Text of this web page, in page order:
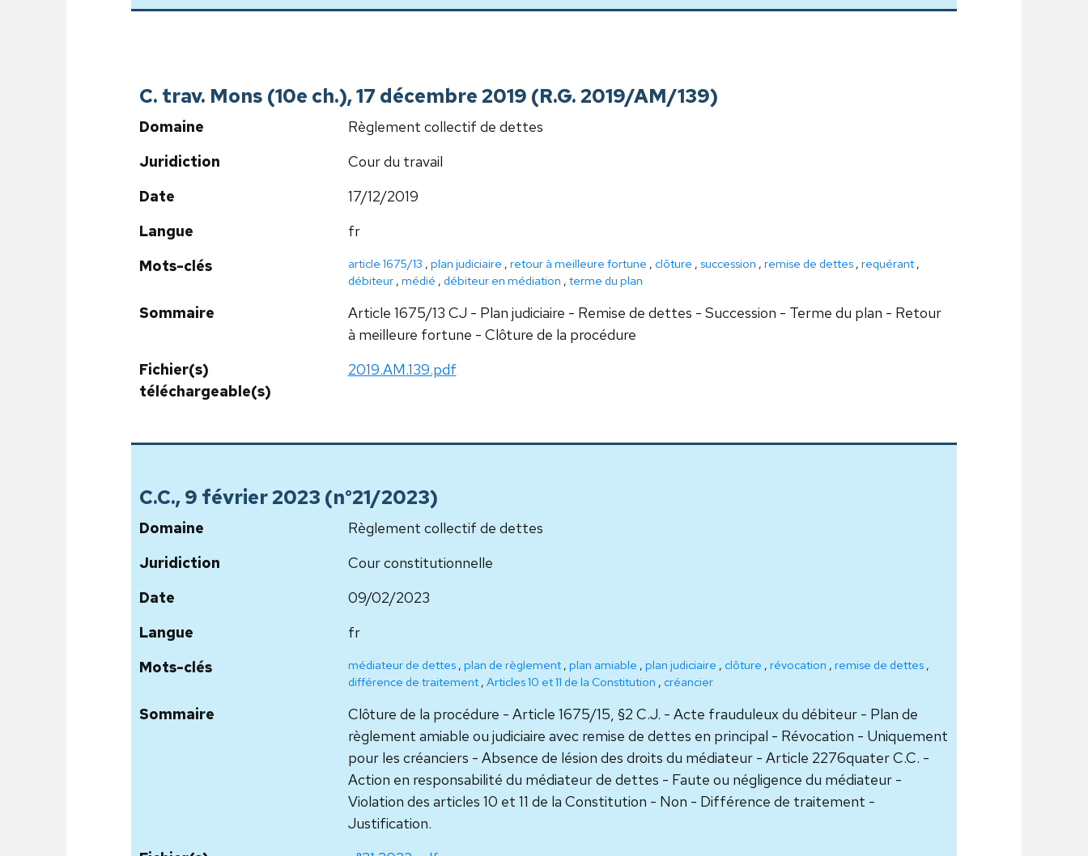
C. trav. Mons (10e ch.), 17 décembre 2019 (R.G. 2019/AM/139)
Domaine
Règlement collectif de dettes
Juridiction
Cour du travail
Date
17/12/2019
Langue
fr
Mots-clés
article 1675/13 , plan judiciaire , retour à meilleure fortune , clôture , succession , remise de dettes, requérant,
débiteur, médié , débiteur en médiation , terme du plan
Sommaire
Article 1675/13 CJ - Plan judiciaire - Remise de dettes - Succession - Terme du plan - Retour
à meilleure fortune - Clôture de la procédure
Fichier(s)
téléchargeable(s)
2019.AM.139.pdf
C.C., 9 février 2023 (n°21/2023)
Domaine
Règlement collectif de dettes
Juridiction
Cour constitutionnelle
Date
09/02/2023
Langue
fr
Mots-clés
médiateur de dettes, plan de règlement, plan amiable , plan judiciaire , clôture , révocation , remise de dettes,
différence de traitement, Articles 10 et 11 de la Constitution , créancier
Sommaire
Clôture de la procédure - Article 1675/15, §2 C.J. - Acte frauduleux du débiteur - Plan de
règlement amiable ou judiciaire avec remise de dettes en principal - Révocation - Uniquement
pour les créanciers - Absence de lésion des droits du médiateur - Article 2276quater C.C. -
Action en responsabilité du médiateur de dettes - Faute ou négligence du médiateur -
Violation des articles 10 et 11 de la Constitution - Non - Différence de traitement -
Justification.